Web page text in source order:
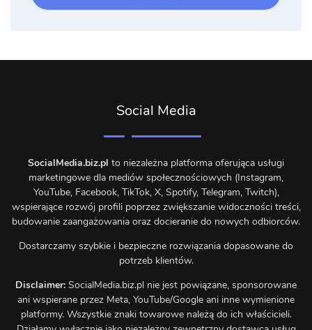
Social Media
SocialMedia.biz.pl to niezależna platforma oferująca usługi
marketingowe dla mediów społecznościowych (Instagram,
YouTube, Facebook, TikTok, X, Spotify, Telegram, Twitch),
wspierające rozwój profili poprzez zwiększanie widoczności treści,
budowanie zaangażowania oraz docieranie do nowych odbiorców.
Dostarczamy szybkie i bezpieczne rozwiązania dopasowane do
potrzeb klientów.
Disclaimer: SocialMedia.biz.pl nie jest powiązane, sponsorowane
ani wspierane przez Meta, YouTube/Google ani inne wymienione
platformy. Wszystkie znaki towarowe należą do ich właścicieli.